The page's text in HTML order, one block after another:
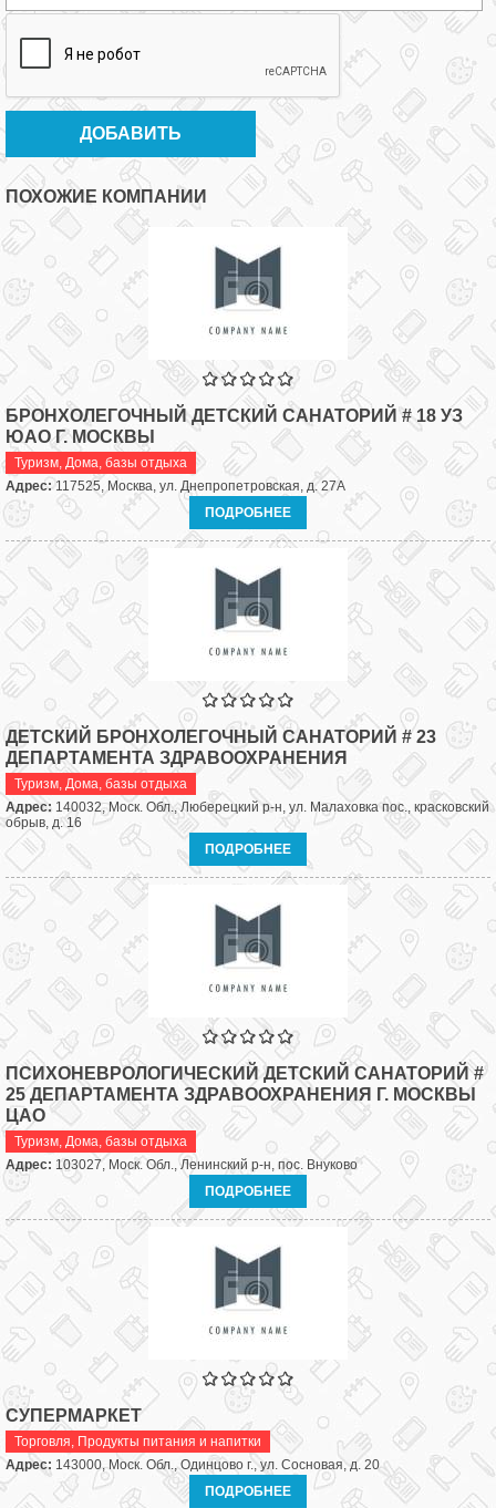
ПОХОЖИЕ КОМПАНИИ
БРОНХОЛЕГОЧНЫЙ ДЕТСКИЙ САНАТОРИЙ # 18 УЗ
ЮАО Г. МОСКВЫ
Туризм, Дома, базы отдыха
Адрес:117525, Москва, ул. Днепропетровская, д. 27А
ПОДРОБНЕЕ
ДЕТСКИЙ БРОНХОЛЕГОЧНЫЙ САНАТОРИЙ # 23
ДЕПАРТАМЕНТА ЗДРАВООХРАНЕНИЯ
Туризм, Дома, базы отдыха
Адрес: 140032, Моск. Обл., Люберецкий р-н, ул. Малаховка пос., красковский
обрыв, д. 16
ПОДРОБНЕЕ
ПСИХОНЕВРОЛОГИЧЕСКИЙ ДЕТСКИЙ САНАТОРИЙ #
25 ДЕПАРТАМЕНТА ЗДРАВООХРАНЕНИЯ Г. МОСКВЫ
ЦАО
Туризм, Дома, базы отдыха
Адрес: 103027, Моск. Обл., Ленинский р-н, пос. Внуково
ПОДРОБНЕЕ
СУПЕРМАРКЕТ
Торговля, Продукты питания и напитки
Адрес: 143000, Моск. Обл., Одинцово г., ул. Сосновая, д. 20
ПОДРОБНЕЕ